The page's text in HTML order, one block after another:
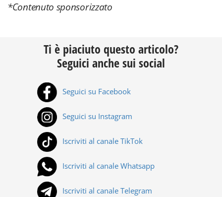
*Contenuto sponsorizzato
Ti è piaciuto questo articolo?
Seguici anche sui social
Seguici su Facebook
Seguici su Instagram
Iscriviti al canale TikTok
Iscriviti al canale Whatsapp
Iscriviti al canale Telegram